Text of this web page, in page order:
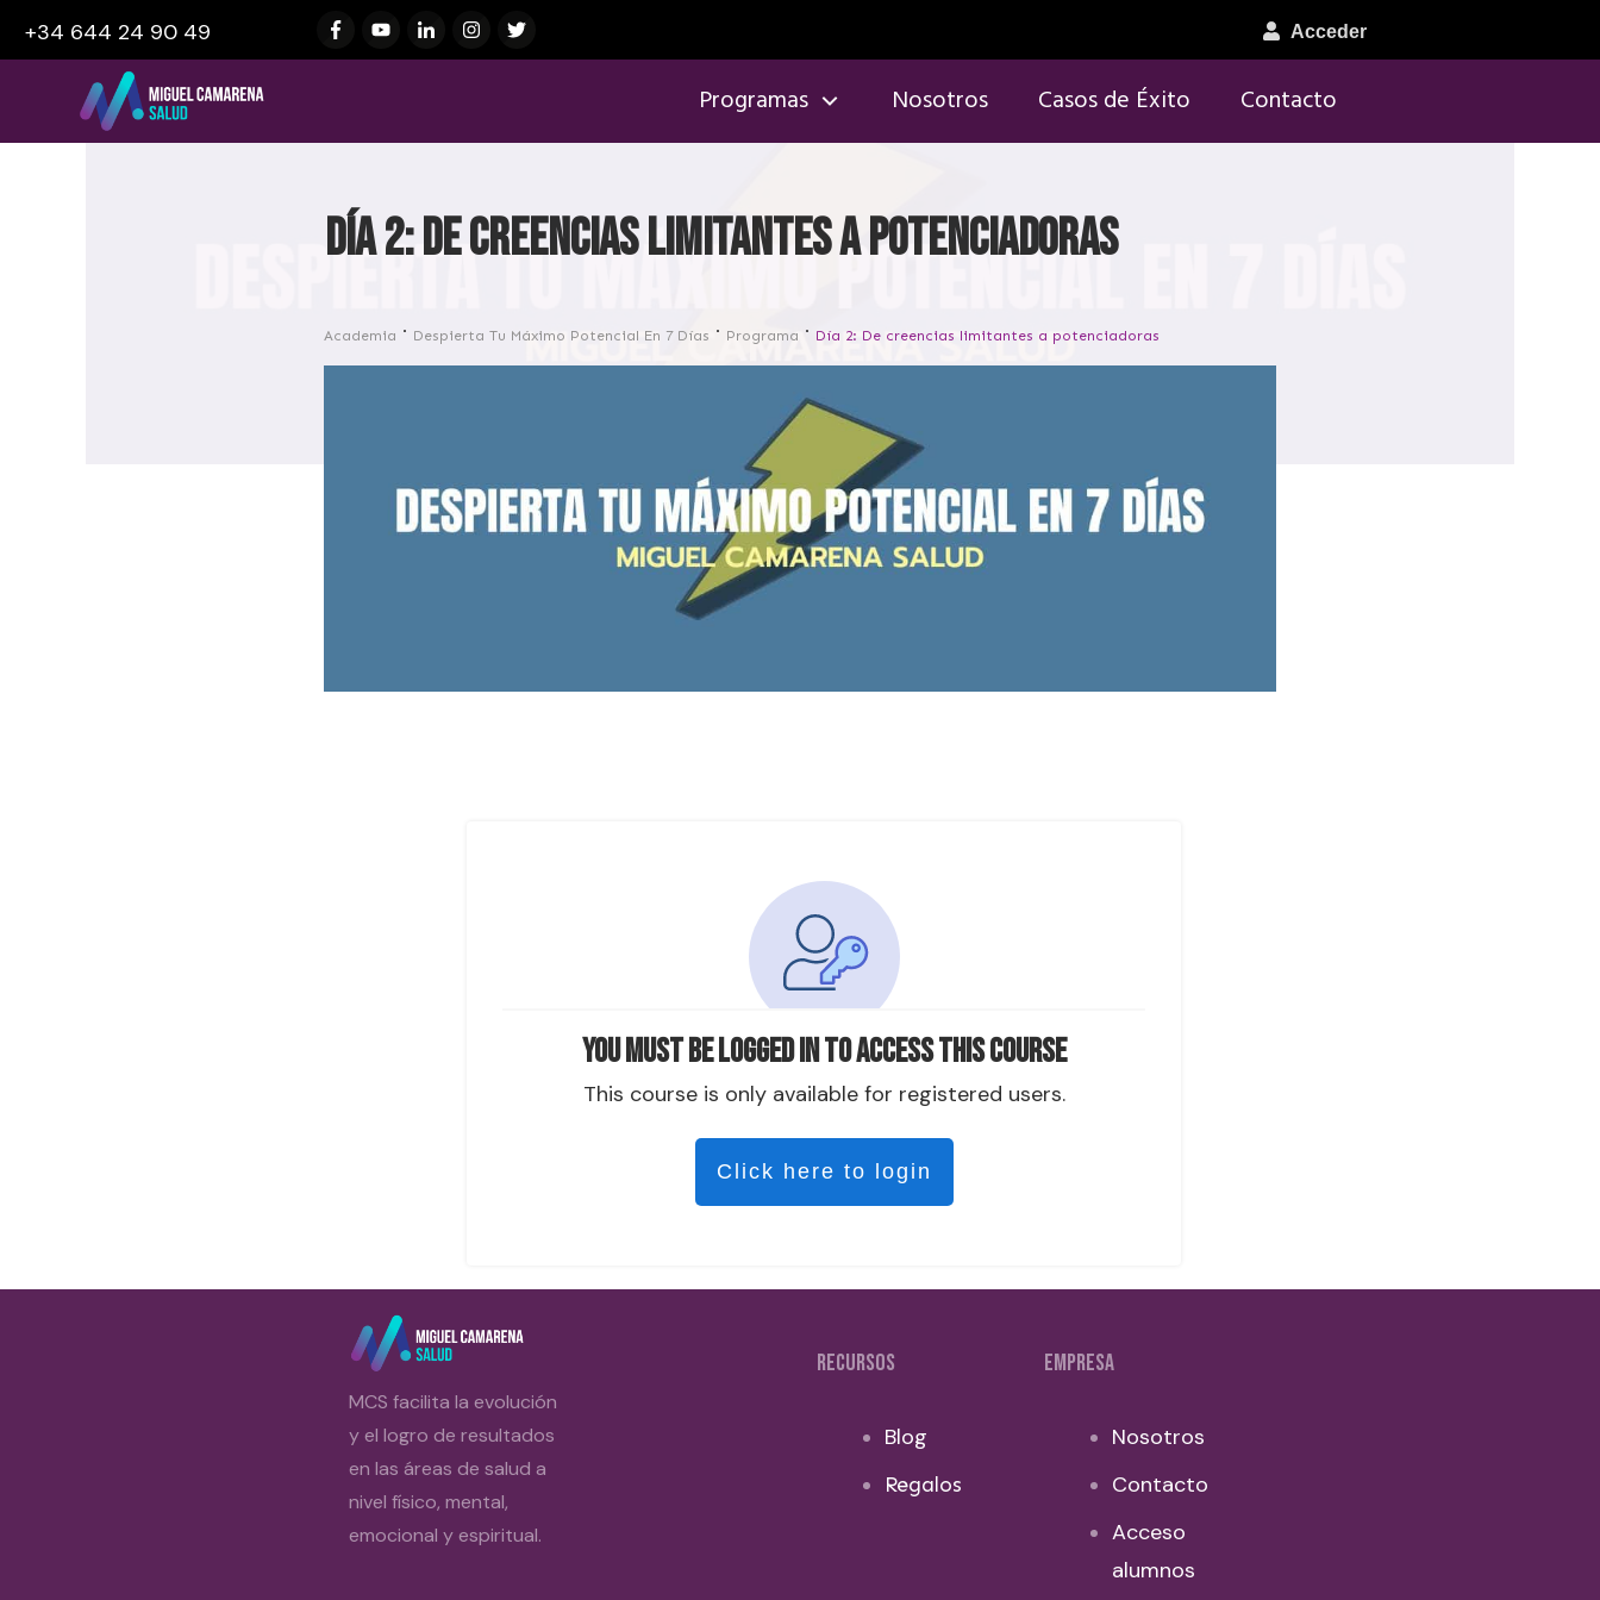
+34 644 24 90 49 Acceder
Programas Nosotros Casos de Éxito Contacto
Día 2: De creencias limitantes a potenciadoras
Academia Despierta Tu Máximo Potencial En 7 Días Programa Día 2: De creencias limitantes a potenciadoras
You must be logged in to access this course
This course is only available for registered users.
Click here to login
MCS facilita la evolución
y el logro de resultados
en las áreas de salud a
nivel físico, mental,
emocional y espiritual.
RECURSOS
Blog
Regalos
EMPRESA
Nosotros
Contacto
Acceso
alumnos